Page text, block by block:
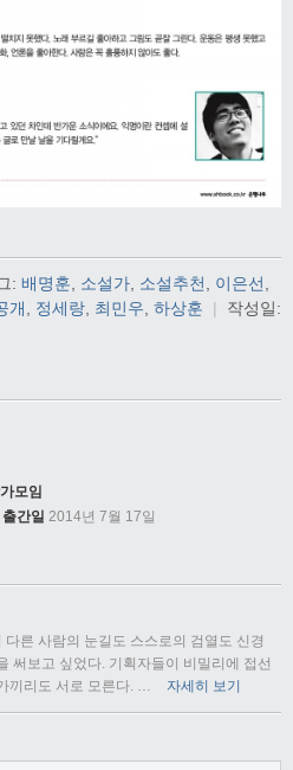
: 배명훈, 소설가, 소설추천, 이은선,
개, 정세랑, 최민우, 하상훈 |
작성일:
모임
출간일 2014년 7월 17일
른 사람의 눈길도 스스로의 검열도 신경
써보고 싶었다. 기획자들이 비밀리에 접선
끼리도 서로 모른다. … 자세히 보기